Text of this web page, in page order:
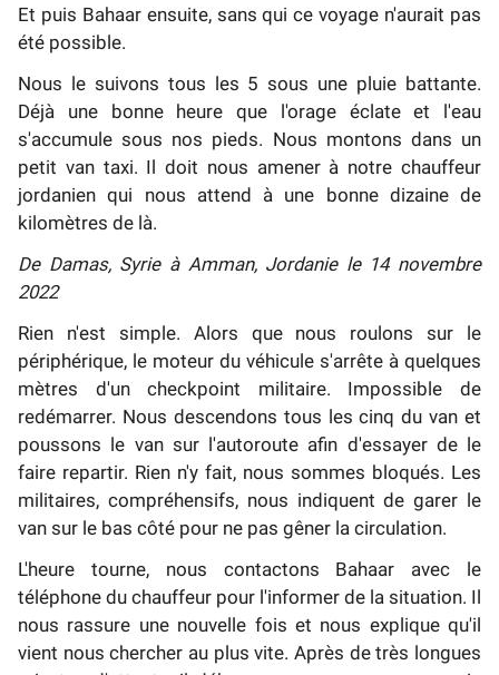
Et puis Bahaar ensuite, sans qui ce voyage n'aurait pas
été possible.
Nous le suivons tous les 5 sous une pluie battante.
Déjà une bonne heure que l'orage éclate et l'eau
s'accumule sous nos pieds. Nous montons dans un
petit van taxi. Il doit nous amener à notre chauffeur
jordanien qui nous attend à une bonne dizaine de
kilomètres de là.
De Damas, Syrie à Amman, Jordanie le 14 novembre
2022
Rien n'est simple. Alors que nous roulons sur le
périphérique, le moteur du véhicule s'arrête à quelques
mètres d'un checkpoint militaire. Impossible de
redémarrer. Nous descendons tous les cinq du van et
poussons le van sur l'autoroute afin d'essayer de le
faire repartir. Rien n'y fait, nous sommes bloqués. Les
militaires, compréhensifs, nous indiquent de garer le
van sur le bas côté pour ne pas gêner la circulation.
L'heure tourne, nous contactons Bahaar avec le
téléphone du chauffeur pour l'informer de la situation. Il
nous rassure une nouvelle fois et nous explique qu'il
vient nous chercher au plus vite. Après de très longues